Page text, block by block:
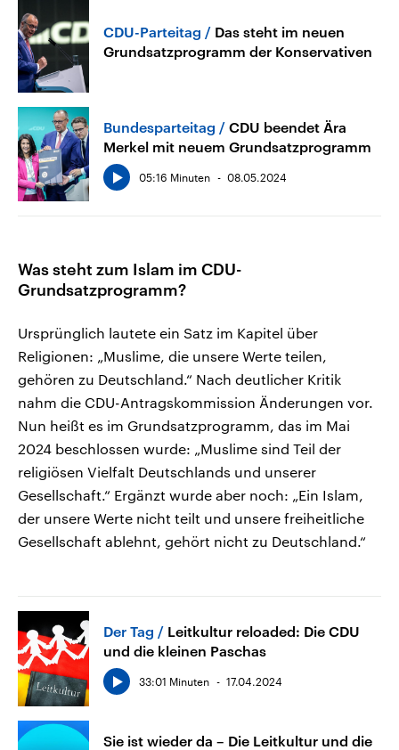
CDU-Parteitag
Das steht im neuen
Grundsatzprogramm der Konservativen
Bundesparteitag
CDU beendet Ära
Merkel mit neuem Grundsatzprogramm
05:16 Minuten 08.05.2024
Was steht zum Islam im CDU-
Grundsatzprogramm?
Ursprünglich lautete ein Satz im Kapitel über
Religionen: „Muslime, die unsere Werte teilen,
gehören zu Deutschland.“ Nach deutlicher Kritik
nahm die CDU-Antragskommission Änderungen vor.
Nun heißt es im Grundsatzprogramm, das im Mai
2024 beschlossen wurde: „Muslime sind Teil der
religiösen Vielfalt Deutschlands und unserer
Gesellschaft.“ Ergänzt wurde aber noch: „Ein Islam,
der unsere Werte nicht teilt und unsere freiheitliche
Gesellschaft ablehnt, gehört nicht zu Deutschland.“
Der Tag
Leitkultur reloaded: Die CDU
und die kleinen Paschas
33:01 Minuten 17.04.2024
Sie ist wieder da – Die Leitkultur und die